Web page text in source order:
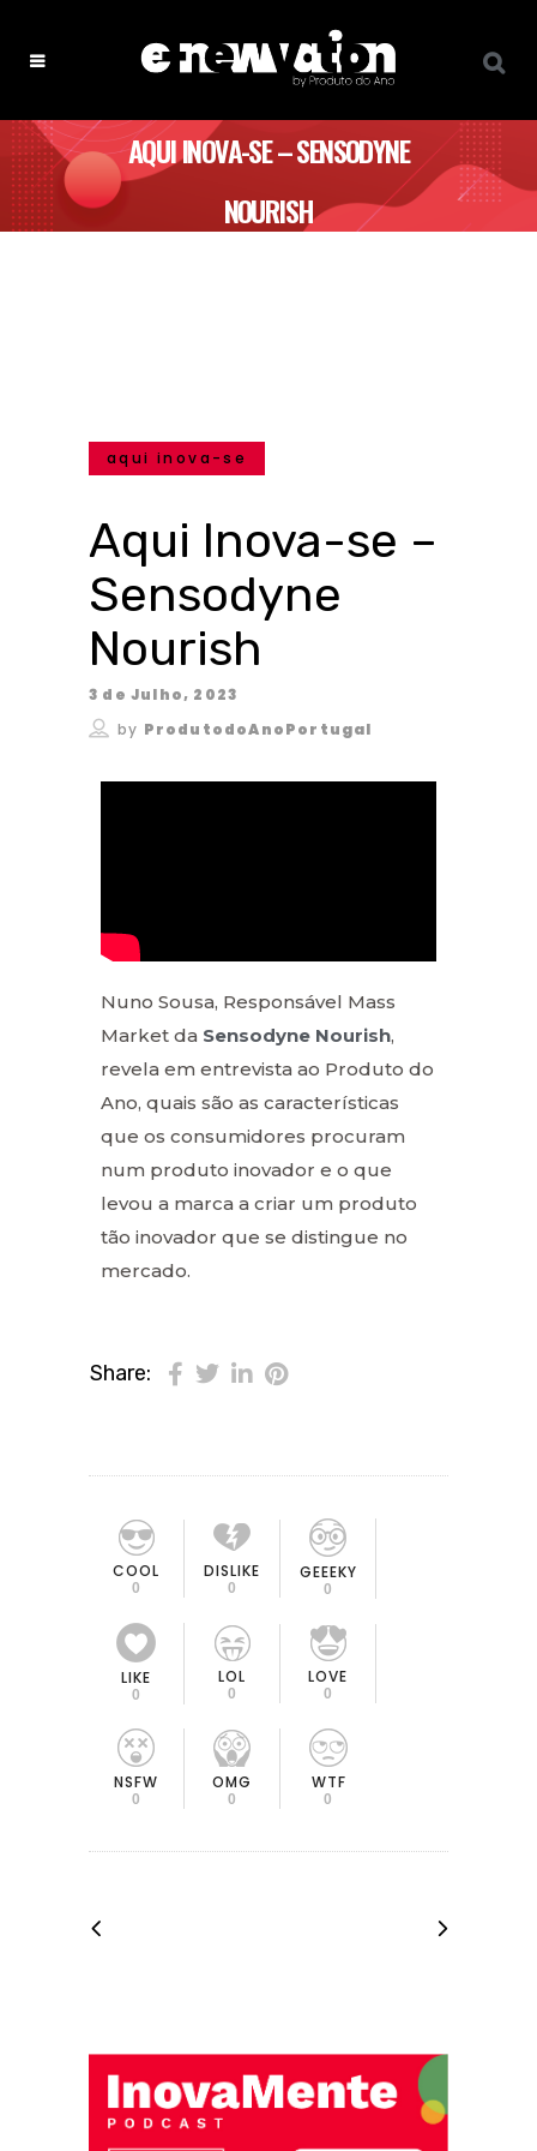
AQUI INOVA-SE – SENSODYNE
NOURISH
aqui inova-se
Aqui Inova-se –
Sensodyne
Nourish
3 de Julho, 2023
by ProdutodoAnoPortugal
Nuno Sousa, Responsável Mass
Market da Sensodyne Nourish,
revela em entrevista ao Produto do
Ano, quais são as características
que os consumidores procuram
num produto inovador e o que
levou a marca a criar um produto
tão inovador que se distingue no
mercado.
Share:
COOL
0
DISLIKE
0
GEEEKY
0
LIKE
0
LOL
0
LOVE
0
NSFW
0
OMG
0
WTF
0